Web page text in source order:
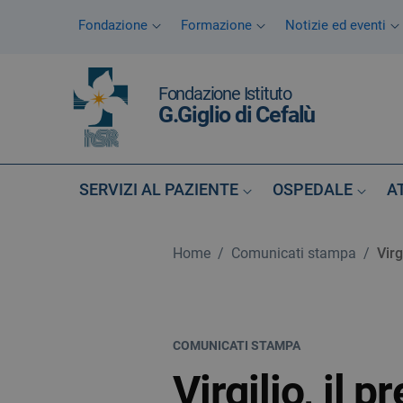
Vai al menu di navigazione
Fondazione Formazione Notizie ed eventi
Fondazione Istituto
G.Giglio di Cefalù
SERVIZI AL PAZIENTE OSPEDALE
Home / Comunicati stampa /
COMUNICATI STAMPA
Virgilio, il